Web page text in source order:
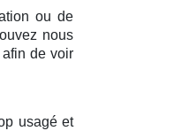
ou de
nous
de voir
usagé et